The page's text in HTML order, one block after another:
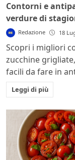
Contorni e
verdure di
Redazione 18
Scopri i migliori
zucchine
facili da fare in
Leggi di più